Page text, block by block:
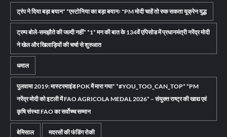
ट्रंप ने दिया बड़ा बयान* *एस्टोनिया का बड़ा बयानः "PM मोदी चाहें तो रुक सकता यूक्रेन युद्ध
ट्रम्प बोले-समझौते की जल्दी नहीं* *1* मन की बात के 134वें एपिसोड में प्रधानमंत्री नरेंद्र मोदी
ने खेल और खिलाड़ियों की चर्चा से शुरुआत
धमाल
पुलवामा 2019: मास्टरमाइंड POK में मारा गया* *#YOU_TOO_CAN_TOP* *PM
नरेंद्र मोदी को इटली में FAO AGRICOLA MEDAL 2026* – संयुक्त राष्ट्र की खाद्य एवं
कृषि संस्था FAO का सर्वोच्च सम्मान
बेमिसाल मदरसों की फंडिंग रोकी